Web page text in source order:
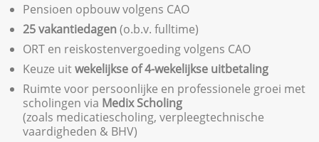
Pensioen opbouw volgens CAO
25 vakantiedagen(o.b.v. fulltime)
ORT en reiskostenvergoeding volgens CAO
Keuze uitwekelijkse of 4-wekelijkse uitbetaling
Ruimte voor persoonlijke en professionele groei met
scholingen via Medix Scholing
(zoals medicatiescholing, verpleegtechnische
vaardigheden & BHV)